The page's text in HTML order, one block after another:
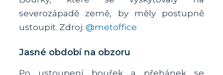
severozápadě země, by měly postupně
ustoupit. Zdroj:@metoffice
Jasné období na obzoru
Po ustoupení bouřek a přehánek se